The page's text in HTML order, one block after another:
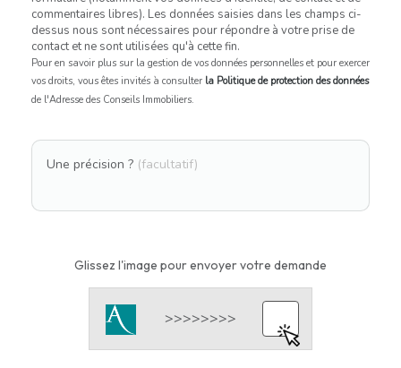
commentaires libres). Les données saisies dans les champs ci-
dessus nous sont nécessaires pour répondre à votre prise de
contact et ne sont utilisées qu'à cette fin.
Pour en savoir plus sur la gestion de vos données personnelles et pour exercer
vos droits, vous êtes invités à consulter la Politique de protection des données
de l'Adresse des Conseils Immobiliers.
Une précision ? (facultatif)
Glissez l'image pour envoyer votre demande